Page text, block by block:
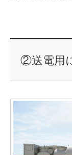
②送電用